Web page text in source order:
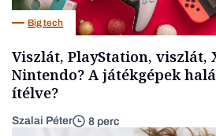
Big tech
Viszlát, PlayStation, viszlát,
Nintendo? A játékgépek
ítélve?
Szalai Péter 8 perc